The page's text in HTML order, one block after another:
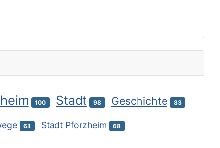
100 Stadt 98 Geschichte 83
68 Stadt Pforzheim 68